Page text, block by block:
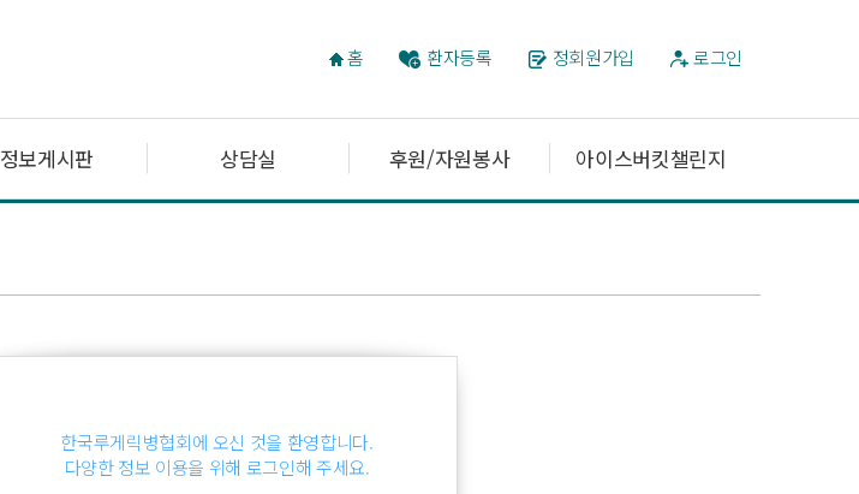
홈 환자등록 정회원가입 로그인
정보게시판 상담실 후원/자원봉사 아이스버킷챌린지
한국루게릭병협회에 오신 것을 환영합니다.
다양한 정보 이용을 위해 로그인해 주세요.